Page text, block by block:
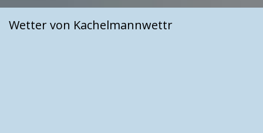
Wetter von Kachelmannwettr